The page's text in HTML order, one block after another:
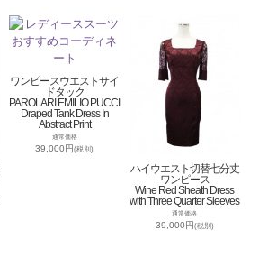
ワンピースウエストサイ
ドタック
PAROLARI EMILIO PUCCI
Draped Tank Dress In
Abstract Print
通常価格
39,000円(税別)
ハイウエスト切替七分丈
ワンピース
Wine Red Sheath Dress
with Three Quarter Sleeves
通常価格
39,000円(税別)